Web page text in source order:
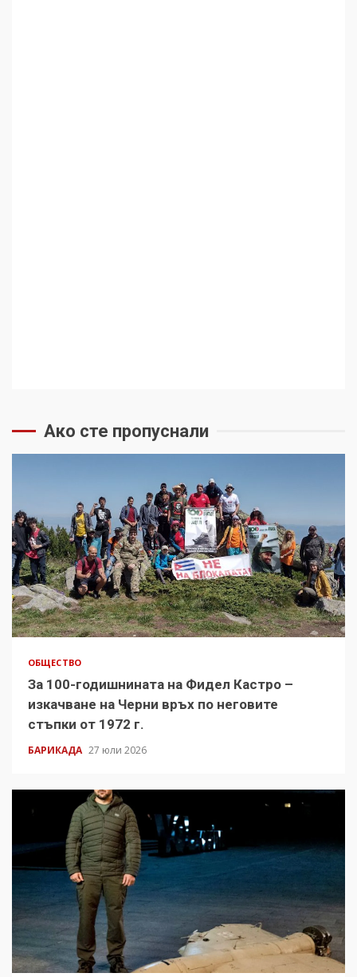
Ако сте пропуснали
ОБЩЕСТВО
За 100-годишнината на Фидел Кастро –
изкачване на Черни връх по неговите
стъпки от 1972 г.
БАРИКАДА 27 юли 2026